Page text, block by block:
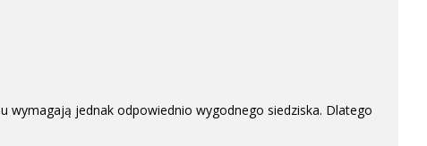
wymagają jednak odpowiednio wygodnego siedziska. Dlatego